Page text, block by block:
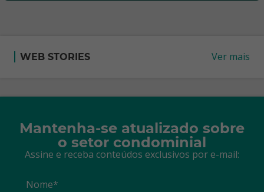
WEB STORIES Ver mais
Mantenha-se atualizado sobre
o setor condominial
Assine e receba conteúdos exclusivos por e-mail:
Nome*